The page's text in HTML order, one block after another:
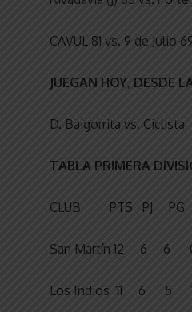
CAVUL 81 vs. 9 de Julio
JUEGAN HOY, DESDE
D. Baigorrita vs. Ciclista
TABLA PRIMERA
CLUB PTS PJ PG
San Martín 12 6 6
Los Indios 11 6 5